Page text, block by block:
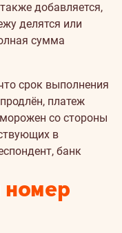
добавляется,
делятся или
сумма
срок выполнения
платеж
со стороны
в
банк